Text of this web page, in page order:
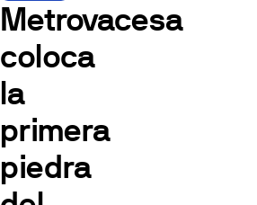
Metrovacesa
coloca
la
primera
piedra